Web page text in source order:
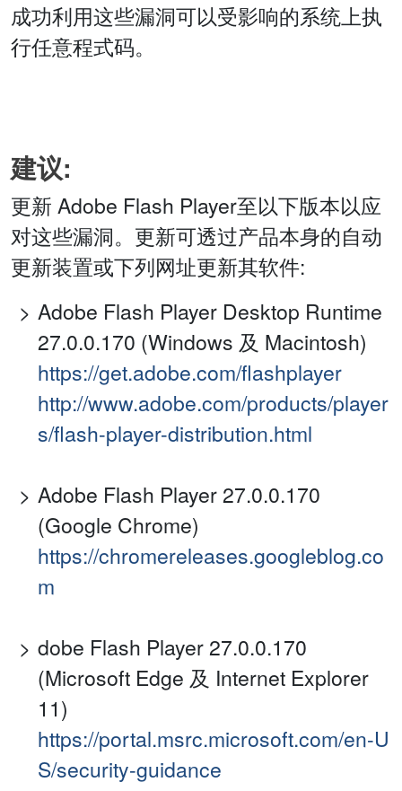
成功利用这些漏洞可以受影响的系统上执
行任意程式码。
建议:
更新 Adobe Flash Player至以下版本以应
对这些漏洞。更新可透过产品本身的自动
更新装置或下列网址更新其软件:
Adobe Flash Player Desktop Runtime
27.0.0.170 (Windows 及 Macintosh)
https://get.adobe.com/flashplayer
http://www.adobe.com/products/player
s/flash-player-distribution.html
Adobe Flash Player 27.0.0.170
(Google Chrome)
https://chromereleases.googleblog.co
m
dobe Flash Player 27.0.0.170
(Microsoft Edge 及 Internet Explorer
11)
https://portal.msrc.microsoft.com/en-U
S/security-guidance